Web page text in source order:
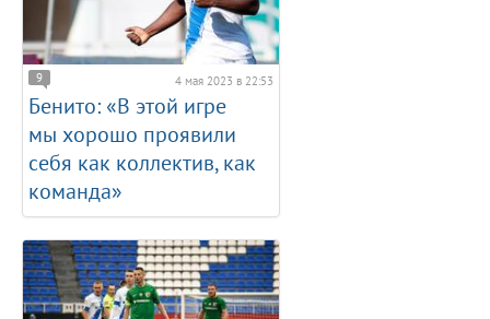
9 4 мая 2023 в 22:53
Бенито: «В этой игре
мы хорошо проявили
себя как коллектив, как
команда»